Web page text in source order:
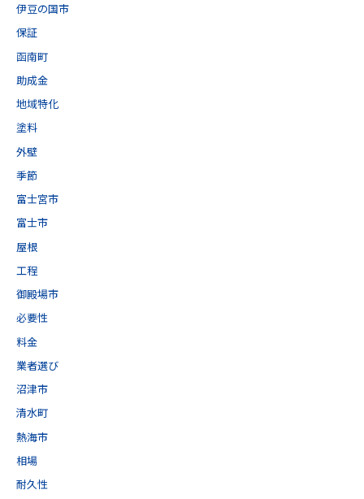
伊豆の国市
保証
函南町
助成金
地域特化
塗料
外壁
季節
富士宮市
富士市
屋根
工程
御殿場市
必要性
料金
業者選び
沼津市
清水町
熱海市
相場
耐久性